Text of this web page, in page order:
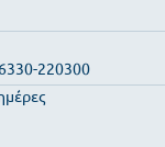
220300